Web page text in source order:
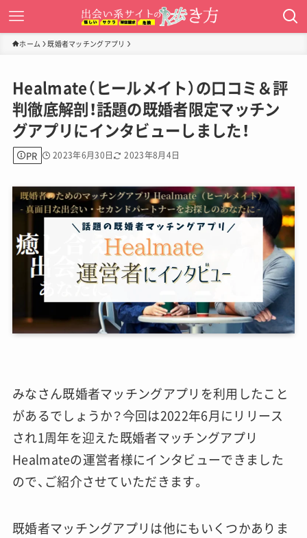
ホーム 既婚者マッチングアプリ
Healmate（ヒールメイト）の口コミ＆評
判徹底解剖！話題の既婚者限定マッチン
グアプリにインタビューしました！
PR 2023年6月30日 2023年8月4日
みなさん既婚者マッチングアプリを利用したこと
があるでしょうか？今回は2022年6月にリリース
され1周年を迎えた既婚者マッチングアプリ
Healmateの運営者様にインタビューできました
ので、ご紹介させていただきます。
既婚者マッチングアプリは他にもいくつかありま